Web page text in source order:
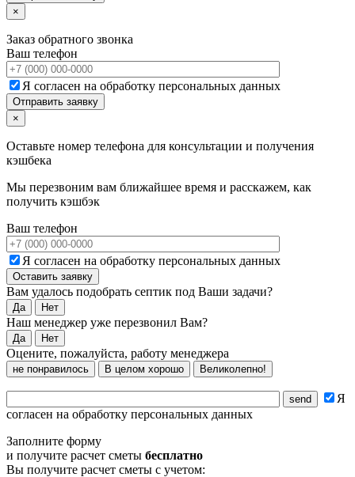
×
Заказ обратного звонка
Ваш телефон
Я согласен на обработку персональных данных
×
Оставьте номер телефона для консультации и получения
кэшбека
Мы перезвоним вам ближайшее время и расскажем, как
получить кэшбэк
Ваш телефон
Я согласен на обработку персональных данных
Вам удалось подобрать септик под Ваши задачи?
Да Нет
Наш менеджер уже перезвонил Вам?
Да Нет
Оцените, пожалуйста, работу менеджера
не понравилось В целом хорошо Великолепно!
Я
согласен на обработку персональных данных
Заполните форму
и получите расчет сметы бесплатно
Вы получите расчет сметы с учетом: